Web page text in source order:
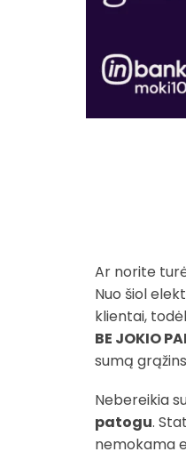
Ar norite
Nuo šiol
klientai,
BE JOKIO
sumą
Nebereikia
patogu.
nemokama